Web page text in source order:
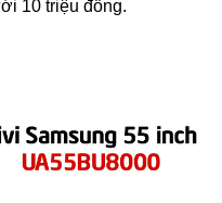
10 triệu đồng.